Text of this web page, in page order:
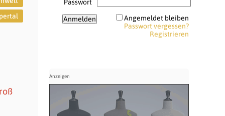
Passwort
Angemeldet bleiben
Passwort vergessen?
Registrieren